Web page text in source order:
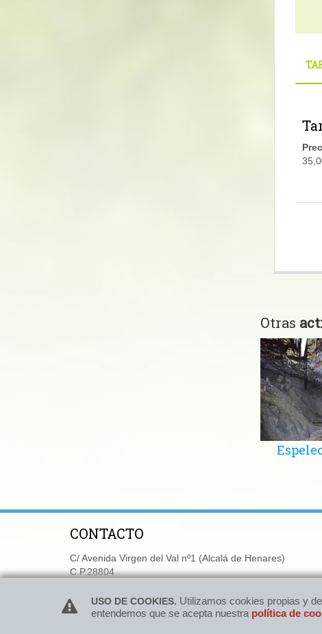
USO DE COOKIES. Utilizamos cookies propias y
entendemos que se acepta nuestra política de
USO DE COOKIES. Utilizamos cookies propias y
entendemos que se acepta nuestra política de
Otras
CONTACTO
C/ Avenida Virgen del Val nº1 (Alcalá de Henares)
C.P.28804
WhatsApp
e-mail:reservas@grupoasdon.com